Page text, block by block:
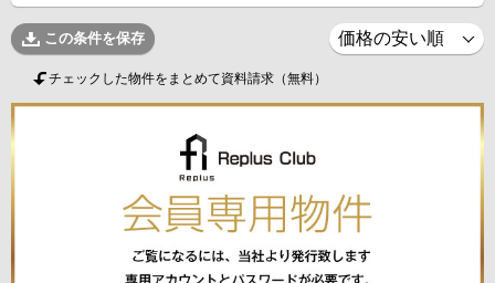
この条件を保存
チェックした物件をまとめて資料請求（無料）